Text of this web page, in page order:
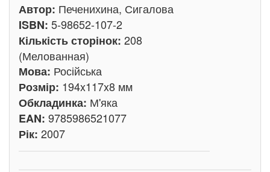
Автор: Печенихина, Сигалова
ISBN: 5-98652-107-2
Кількість сторінок: 208
(Мелованная)
Мова: Російська
Розмір: 194x117x8 мм
Обкладинка: М'яка
EAN: 9785986521077
Рік: 2007